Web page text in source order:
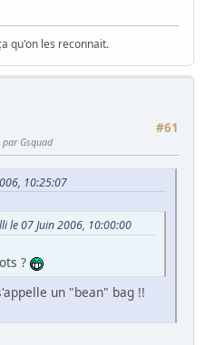
qu'on les reconnait.
#61
Gsquad
10:25:07
le 07 Juin 2006, 10:00:00
?
un "bean" bag !!